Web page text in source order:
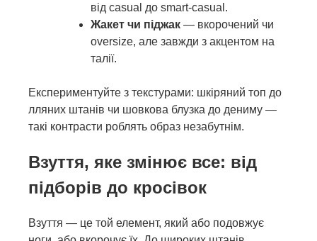
від casual до smart-casual.
Жакет чи піджак — вкорочений чи
oversize, але завжди з акцентом на
талії.
Експериментуйте з текстурами: шкіряний топ до
лляних штанів чи шовкова блузка до дениму —
такі контрасти роблять образ незабутнім.
Взуття, яке змінює все: від
підборів до кросівок
Взуття — це той елемент, який або подовжує